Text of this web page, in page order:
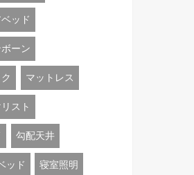
ッド
ーン
マットレス
スト
勾配天井
ッド 寝室照明